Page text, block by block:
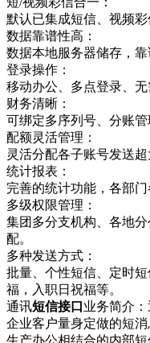
默认已集成短信、视频
数据靠谱性高：
数据本地服务器储存，靠
登录操作：
移动办公、多点登录、无
财务清晰：
可绑定多序列号、分账管
配额灵活管理：
灵活分配各子账号发送超
统计报表：
完善的统计功能，各部
多级权限管理：
集团多分支机构、各地
配。
多种发送方式：
批量、个性短信、定时
福，入职日祝福等。
通讯短信接口 业务简介
企业客户量身定做的短
生产办公相结合的内部短